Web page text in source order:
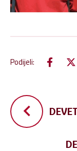
Podijeli:
objava